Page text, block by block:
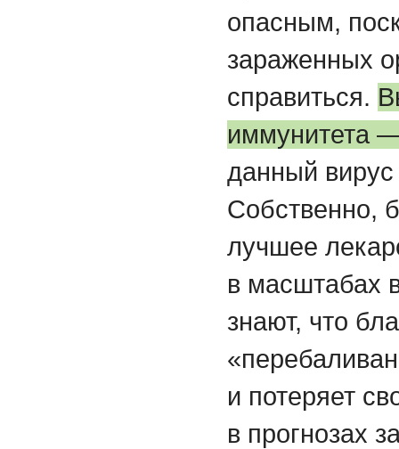
опасным,
зараженных
справиться.
иммунитета
данный
Собственно,
лучшее
в масштабах
знают, что
и потеряет
в прогнозах